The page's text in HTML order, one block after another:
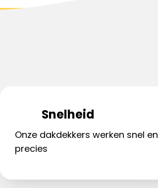
Snelheid
Onze dakdekkers werken snel en
precies